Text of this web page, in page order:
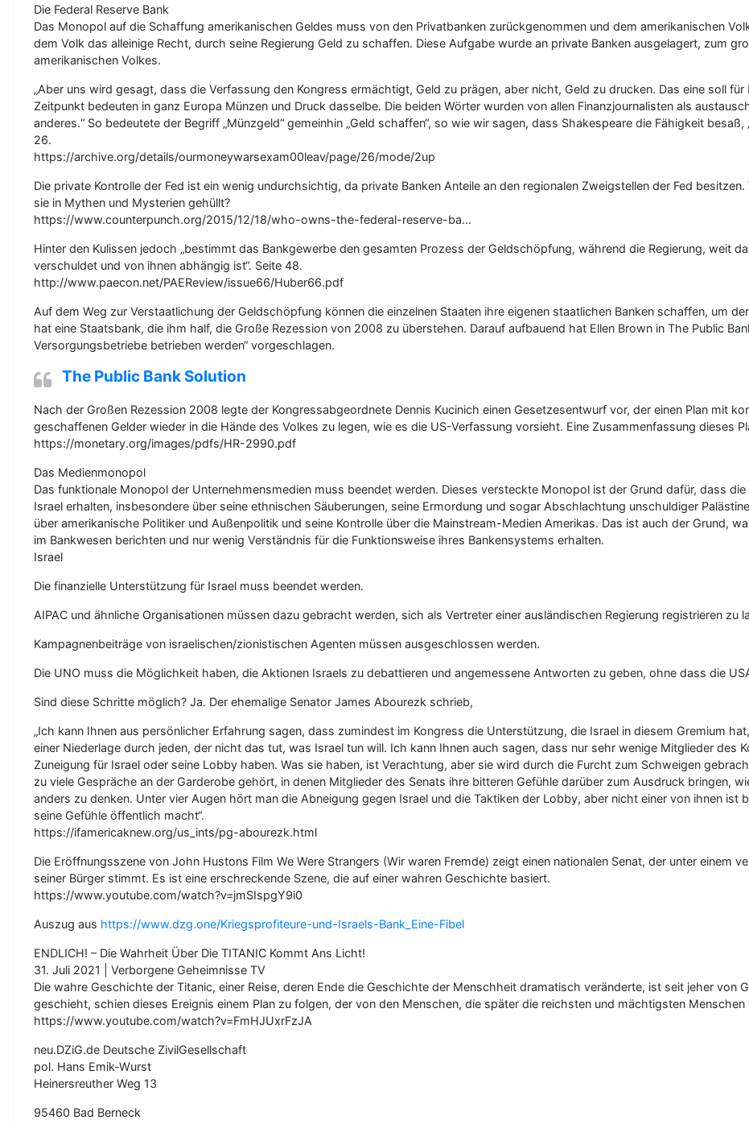
Die Federal Reserve Bank
Das Monopol auf die Schaffung amerikanischen Geldes muss von den Privatbanken zurückgenommen und dem amerikanischen
dem Volk das alleinige Recht, durch seine Regierung Geld zu schaffen. Diese Aufgabe wurde an private Banken ausgelagert, zum
amerikanischen Volkes.
„Aber uns wird gesagt, dass die Verfassung den Kongress ermächtigt, Geld zu prägen, aber nicht, Geld zu drucken. Das eine soll
Zeitpunkt bedeuten in ganz Europa Münzen und Druck dasselbe. Die beiden Wörter wurden von allen Finanzjournalisten als
anderes.“ So bedeutete der Begriff „Münzgeld“ gemeinhin „Geld schaffen“, so wie wir sagen, dass Shakespeare die Fähigkeit besaß,
26.
https://archive.org/details/ourmoneywarsexam00leav/page/26/mode/2up
Die private Kontrolle der Fed ist ein wenig undurchsichtig, da private Banken Anteile an den regionalen Zweigstellen der Fed
sie in Mythen und Mysterien gehüllt?
https://www.counterpunch.org/2015/12/18/who-owns-the-federal-reserve-ba…
Hinter den Kulissen jedoch „bestimmt das Bankgewerbe den gesamten Prozess der Geldschöpfung, während die Regierung, weit
verschuldet und von ihnen abhängig ist“. Seite 48.
http://www.paecon.net/PAEReview/issue66/Huber66.pdf
Auf dem Weg zur Verstaatlichung der Geldschöpfung können die einzelnen Staaten ihre eigenen staatlichen Banken schaffen, um
hat eine Staatsbank, die ihm half, die Große Rezession von 2008 zu überstehen. Darauf aufbauend hat Ellen Brown in The Public
Versorgungsbetriebe betrieben werden“ vorgeschlagen.
The Public Bank Solution
Nach der Großen Rezession 2008 legte der Kongressabgeordnete Dennis Kucinich einen Gesetzesentwurf vor, der einen Plan mit
geschaffenen Gelder wieder in die Hände des Volkes zu legen, wie es die US-Verfassung vorsieht. Eine Zusammenfassung dieses
https://monetary.org/images/pdfs/HR-2990.pdf
Das Medienmonopol
Das funktionale Monopol der Unternehmensmedien muss beendet werden. Dieses versteckte Monopol ist der Grund dafür, dass
Israel erhalten, insbesondere über seine ethnischen Säuberungen, seine Ermordung und sogar Abschlachtung unschuldiger
über amerikanische Politiker und Außenpolitik und seine Kontrolle über die Mainstream-Medien Amerikas. Das ist auch der Grund,
im Bankwesen berichten und nur wenig Verständnis für die Funktionsweise ihres Bankensystems erhalten.
Israel
Die finanzielle Unterstützung für Israel muss beendet werden.
AIPAC und ähnliche Organisationen müssen dazu gebracht werden, sich als Vertreter einer ausländischen Regierung registrieren zu
Kampagnenbeiträge von israelischen/zionistischen Agenten müssen ausgeschlossen werden.
Die UNO muss die Möglichkeit haben, die Aktionen Israels zu debattieren und angemessene Antworten zu geben, ohne dass die
Sind diese Schritte möglich? Ja. Der ehemalige Senator James Abourezk schrieb,
„Ich kann Ihnen aus persönlicher Erfahrung sagen, dass zumindest im Kongress die Unterstützung, die Israel in diesem Gremium
einer Niederlage durch jeden, der nicht das tut, was Israel tun will. Ich kann Ihnen auch sagen, dass nur sehr wenige Mitglieder des
Zuneigung für Israel oder seine Lobby haben. Was sie haben, ist Verachtung, aber sie wird durch die Furcht zum Schweigen
zu viele Gespräche an der Garderobe gehört, in denen Mitglieder des Senats ihre bitteren Gefühle darüber zum Ausdruck bringen,
anders zu denken. Unter vier Augen hört man die Abneigung gegen Israel und die Taktiken der Lobby, aber nicht einer von ihnen ist
seine Gefühle öffentlich macht“.
https://ifamericaknew.org/us_ints/pg-abourezk.html
Die Eröffnungsszene von John Hustons Film We Were Strangers (Wir waren Fremde) zeigt einen nationalen Senat, der unter einem
seiner Bürger stimmt. Es ist eine erschreckende Szene, die auf einer wahren Geschichte basiert.
https://www.youtube.com/watch?v=jmSIspgY9i0
Auszug aus https://www.dzg.one/Kriegsprofiteure-und-Israels-Bank_Eine-Fibel
ENDLICH! – Die Wahrheit Über Die TITANIC Kommt Ans Licht!
31. Juli 2021 | Verborgene Geheimnisse TV
Die wahre Geschichte der Titanic, einer Reise, deren Ende die Geschichte der Menschheit dramatisch veränderte, ist seit jeher von
geschieht, schien dieses Ereignis einem Plan zu folgen, der von den Menschen, die später die reichsten und mächtigsten
https://www.youtube.com/watch?v=FmHJUxrFzJA
neu.DZiG.de Deutsche ZivilGesellschaft
pol. Hans Emik-Wurst
Heinersreuther Weg 13
95460 Bad Berneck